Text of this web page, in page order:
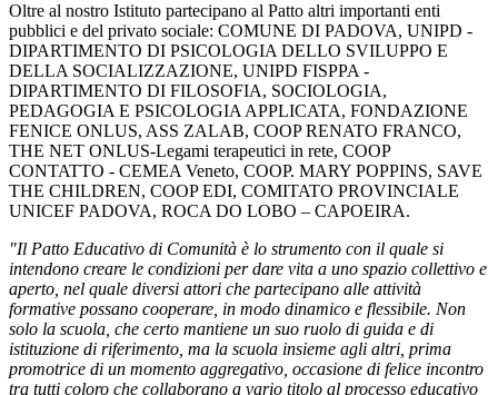
Oltre al nostro Istituto partecipano al Patto altri importanti enti
pubblici e del privato sociale: COMUNE DI PADOVA, UNIPD -
DIPARTIMENTO DI PSICOLOGIA DELLO SVILUPPO E
DELLA SOCIALIZZAZIONE, UNIPD FISPPA -
DIPARTIMENTO DI FILOSOFIA, SOCIOLOGIA,
PEDAGOGIA E PSICOLOGIA APPLICATA, FONDAZIONE
FENICE ONLUS, ASS ZALAB, COOP RENATO FRANCO,
THE NET ONLUS-Legami terapeutici in rete, COOP
CONTATTO - CEMEA Veneto, COOP. MARY POPPINS, SAVE
THE CHILDREN, COOP EDI, COMITATO PROVINCIALE
UNICEF PADOVA, ROCA DO LOBO – CAPOEIRA.
"Il Patto Educativo di Comunità è lo strumento con il quale si
intendono creare le condizioni per dare vita a uno spazio collettivo e
aperto, nel quale diversi attori che partecipano alle attività
formative possano cooperare, in modo dinamico e flessibile. Non
solo la scuola, che certo mantiene un suo ruolo di guida e di
istituzione di riferimento, ma la scuola insieme agli altri, prima
promotrice di un momento aggregativo, occasione di felice incontro
tra tutti coloro che collaborano a vario titolo al processo educativo